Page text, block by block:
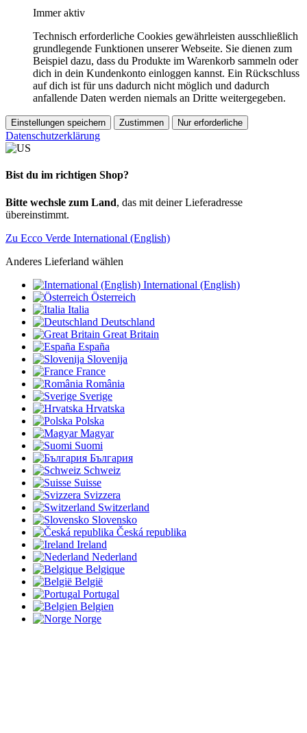
Immer aktiv
Technisch erforderliche Cookies gewährleisten ausschließlich
grundlegende Funktionen unserer Webseite. Sie dienen zum
Beispiel dazu, dass du Produkte im Warenkorb sammeln oder
dich in dein Kundenkonto einloggen kannst. Ein Rückschluss
auf dich ist für uns dadurch nicht möglich und dadurch
anfallende Daten werden niemals an Dritte weitergegeben.
Einstellungen speichern Zustimmen Nur erforderliche
Datenschutzerklärung
Bist du im richtigen Shop?
Bitte wechsle zum Land, das mit deiner Lieferadresse
übereinstimmt.
Zu Ecco Verde International (English)
Anderes Lieferland wählen
International (English)
Österreich
Italia
Deutschland
Great Britain
España
Slovenija
France
România
Sverige
Hrvatska
Polska
Magyar
Suomi
България
Schweiz
Suisse
Svizzera
Switzerland
Slovensko
Česká republika
Ireland
Nederland
Belgique
België
Portugal
Belgien
Norge